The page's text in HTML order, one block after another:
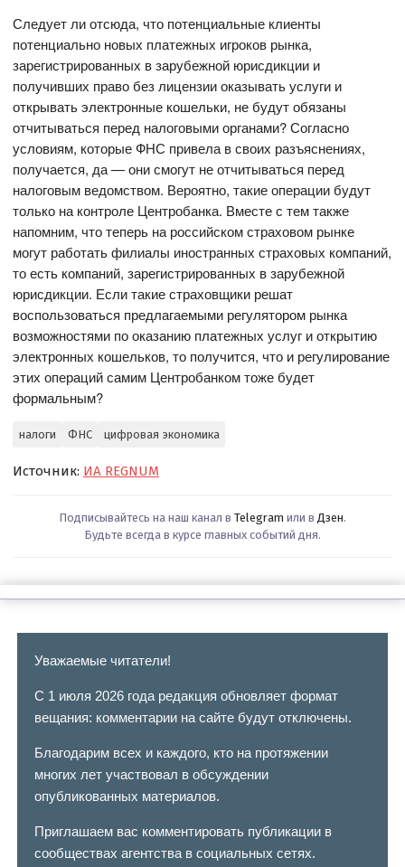
Следует ли отсюда, что потенциальные клиенты
потенциально новых платежных игроков рынка,
зарегистрированных в зарубежной юрисдикции и
получивших право без лицензии оказывать услуги и
открывать электронные кошельки, не будут обязаны
отчитываться перед налоговыми органами? Согласно
условиям, которые ФНС привела в своих разъяснениях,
получается, да — они смогут не отчитываться перед
налоговым ведомством. Вероятно, такие операции будут
только на контроле Центробанка. Вместе с тем также
напомним, что теперь на российском страховом рынке
могут работать филиалы иностранных страховых компаний,
то есть компаний, зарегистрированных в зарубежной
юрисдикции. Если такие страховщики решат
воспользоваться предлагаемыми регулятором рынка
возможностями по оказанию платежных услуг и открытию
электронных кошельков, то получится, что и регулирование
этих операций самим Центробанком тоже будет
формальным?
налоги ФНС цифровая экономика
Источник: ИА REGNUM
Подписывайтесь на наш канал в Telegram или в Дзен.
Будьте всегда в курсе главных событий дня.
Уважаемые читатели!
С 1 июля 2026 года редакция обновляет формат
вещания: комментарии на сайте будут отключены.
Благодарим всех и каждого, кто на протяжении
многих лет участвовал в обсуждении
опубликованных материалов.
Приглашаем вас комментировать публикации в
сообществах агентства в социальных сетях.